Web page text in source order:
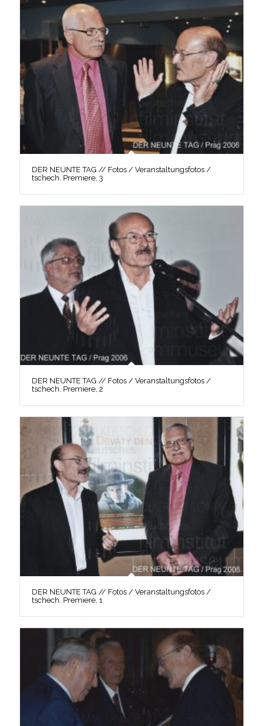
DER NEUNTE TAG // Fotos / Veranstaltungsfotos /
tschech. Premiere, 3
DER NEUNTE TAG // Fotos / Veranstaltungsfotos /
tschech. Premiere, 2
DER NEUNTE TAG // Fotos / Veranstaltungsfotos /
tschech. Premiere, 1